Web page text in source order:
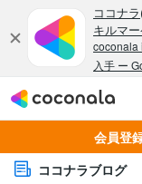
会員登
ココナラブログ